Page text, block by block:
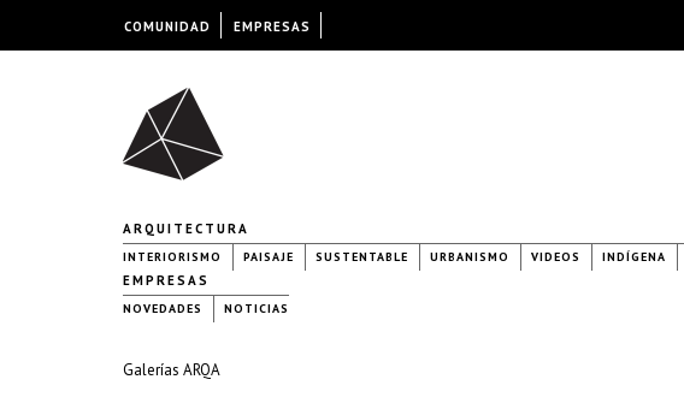
ARQUITECTURA
INTERIORISMO PAISAJE SUSTENTABLE URBANISMO VIDEOS INDÍGENA
EMPRESAS
NOVEDADES NOTICIAS
Galerías ARQA
COMUNIDAD EMPRESAS